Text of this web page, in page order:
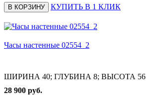
В КОРЗИНУ КУПИТЬ В 1 КЛИК
Часы настенные 02554_2
ШИРИНА 40; ГЛУБИНА 8; ВЫСОТА 56
28 900 руб.